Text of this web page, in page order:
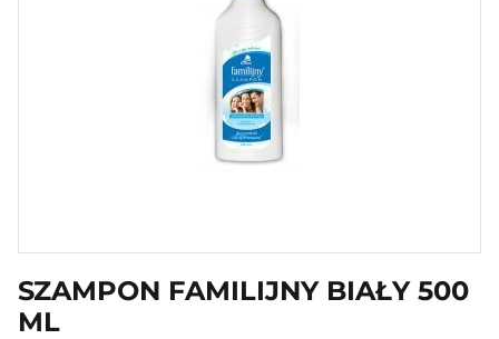
SZAMPON FAMILIJNY BIAŁY 500
ML